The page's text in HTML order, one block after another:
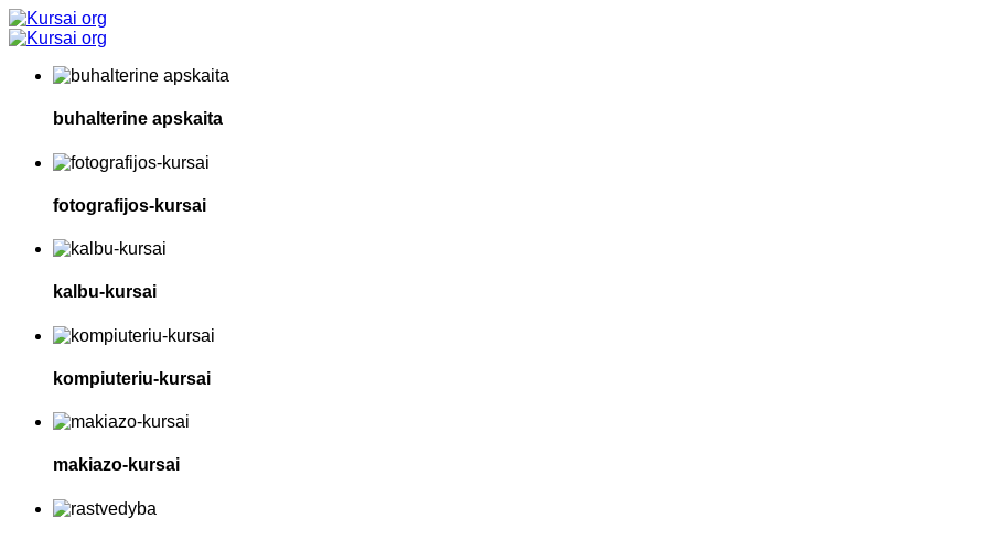
buhalterine apskaita
fotografijos-kursai
kalbu-kursai
kompiuteriu-kursai
makiazo-kursai